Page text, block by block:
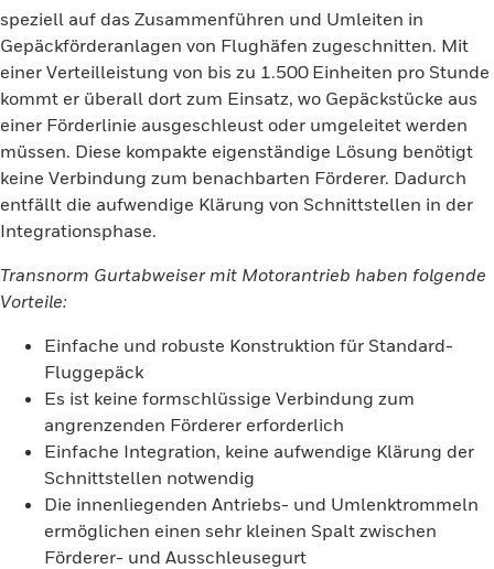
speziell auf das Zusammenführen und Umleiten in
Gepäckförderanlagen von Flughäfen zugeschnitten. Mit
einer Verteilleistung von bis zu 1.500 Einheiten pro Stunde
kommt er überall dort zum Einsatz, wo Gepäckstücke aus
einer Förderlinie ausgeschleust oder umgeleitet werden
müssen. Diese kompakte eigenständige Lösung benötigt
keine Verbindung zum benachbarten Förderer. Dadurch
entfällt die aufwendige Klärung von Schnittstellen in der
Integrationsphase.
Transnorm Gurtabweiser mit Motorantrieb haben folgende
Vorteile:
Einfache und robuste Konstruktion für Standard-
Fluggepäck
Es ist keine formschlüssige Verbindung zum
angrenzenden Förderer erforderlich
Einfache Integration, keine aufwendige Klärung der
Schnittstellen notwendig
Die innenliegenden Antriebs- und Umlenktrommeln
ermöglichen einen sehr kleinen Spalt zwischen
Förderer- und Ausschleusegurt